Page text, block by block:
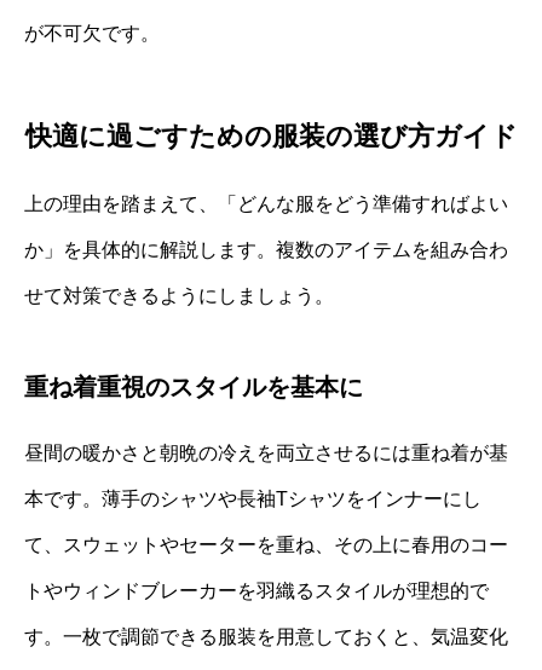
が不可欠です。
快適に過ごすための服装の選び方ガイド
上の理由を踏まえて、「どんな服をどう準備すればよい
か」を具体的に解説します。複数のアイテムを組み合わ
せて対策できるようにしましょう。
重ね着重視のスタイルを基本に
昼間の暖かさと朝晩の冷えを両立させるには重ね着が基
本です。薄手のシャツや長袖Tシャツをインナーにし
て、スウェットやセーターを重ね、その上に春用のコー
トやウィンドブレーカーを羽織るスタイルが理想的で
す。一枚で調節できる服装を用意しておくと、気温変化